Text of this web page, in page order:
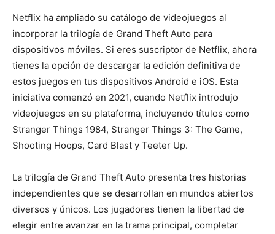
Netflix ha ampliado su catálogo de videojuegos al
incorporar la trilogía de Grand Theft Auto para
dispositivos móviles. Si eres suscriptor de Netflix, ahora
tienes la opción de descargar la edición definitiva de
estos juegos en tus dispositivos Android e iOS. Esta
iniciativa comenzó en 2021, cuando Netflix introdujo
videojuegos en su plataforma, incluyendo títulos como
Stranger Things 1984, Stranger Things 3: The Game,
Shooting Hoops, Card Blast y Teeter Up.
La trilogía de Grand Theft Auto presenta tres historias
independientes que se desarrollan en mundos abiertos
diversos y únicos. Los jugadores tienen la libertad de
elegir entre avanzar en la trama principal, completar